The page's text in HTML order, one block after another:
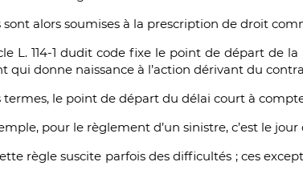
sont alors soumises à la prescription de droit
L. 114-1 dudit code fixe le point de départ de
qui donne naissance à l’action dérivant du
termes, le point de départ du délai court à
pour le règlement d’un sinistre, c’est le
règle suscite parfois des difficultés ; ces